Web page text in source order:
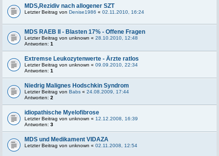
MDS,Rezidiv nach allogener SZT
Letzter Beitrag von Denise1986 « 02.11.2010, 16:24
MDS RAEB II - Blasten 17% - Offene Fragen
Letzter Beitrag von unknown « 28.10.2010, 12:48
Antworten: 1
Extremse Leukozytenwerte - Ärzte ratlos
Letzter Beitrag von unknown « 09.09.2010, 22:34
Antworten: 1
Niedrig Malignes Hodschkin Syndrom
Letzter Beitrag von Babs « 24.08.2009, 17:44
Antworten: 2
idiopathische Myelofibrose
Letzter Beitrag von unknown « 12.12.2008, 16:39
Antworten: 3
MDS und Medikament VIDAZA
Letzter Beitrag von unknown « 02.11.2008, 12:54